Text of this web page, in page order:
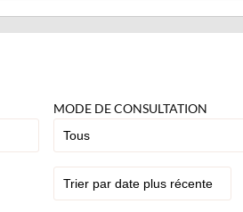
MODE DE CONSULTATION